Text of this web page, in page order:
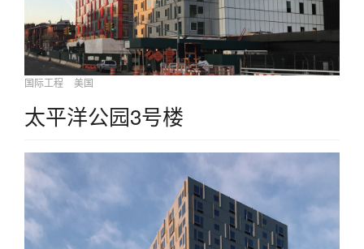
国际工程 美国
太平洋公园3号楼